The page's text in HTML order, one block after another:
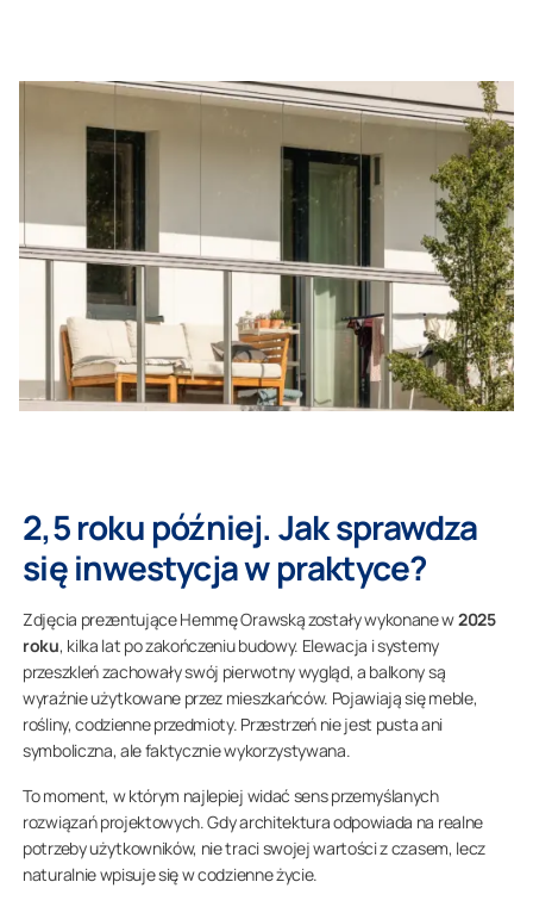
2,5 roku później. Jak sprawdza
się inwestycja w praktyce?
Zdjęcia prezentujące Hemmę Orawską zostały wykonane w2025
roku, kilka lat po zakończeniu budowy. Elewacja i systemy
przeszkleń zachowały swój pierwotny wygląd, a balkony są
wyraźnie użytkowane przez mieszkańców. Pojawiają się meble,
rośliny, codzienne przedmioty. Przestrzeń nie jest pusta ani
symboliczna, ale faktycznie wykorzystywana.
To moment, w którym najlepiej widać sens przemyślanych
rozwiązań projektowych. Gdy architektura odpowiada na realne
potrzeby użytkowników, nie traci swojej wartości z czasem, lecz
naturalnie wpisuje się w codzienne życie.